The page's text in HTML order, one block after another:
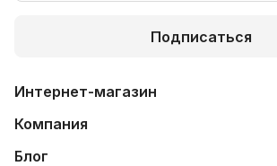
Подписаться
Интернет-магазин
Компания
Блог